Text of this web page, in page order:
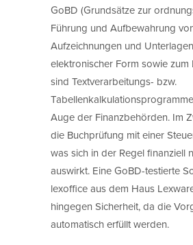
GoBD (Grundsätze zur
Führung und Aufbewahrung
Aufzeichnungen und
elektronischer Form sowie zum
sind Textverarbeitungs- bzw.
Auge der Finanzbehörden. Im
die Buchprüfung mit einer
was sich in der Regel finanziell
auswirkt. Eine GoBD-testierte
lexoffice aus dem Haus
hingegen Sicherheit, da die
automatisch erfüllt werden.